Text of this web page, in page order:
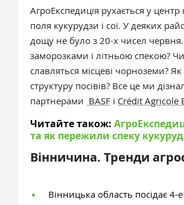
АгроЕкспедиція рухається у
поля кукурудзи і сої. У деяких
дощу не було з 20-х чисел
заморозками і літньою спекою?
славляться місцеві чорноземи?
структуру посівів? Все це ми
партнерами BASF і Crédit Agricole
Читайте також:
та як пережили спеку
Вінничина. Тренди
Вінницька область посідає